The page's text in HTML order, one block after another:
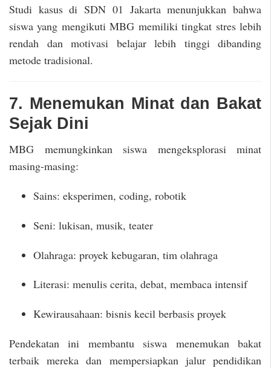
Studi kasus di SDN 01 Jakarta menunjukkan bahwa
siswa yang mengikuti MBG memiliki tingkat stres lebih
rendah dan motivasi belajar lebih tinggi dibanding
metode tradisional.
7. Menemukan Minat dan Bakat
Sejak Dini
MBG memungkinkan siswa mengeksplorasi minat
masing-masing:
Sains: eksperimen, coding, robotik
Seni: lukisan, musik, teater
Olahraga: proyek kebugaran, tim olahraga
Literasi: menulis cerita, debat, membaca intensif
Kewirausahaan: bisnis kecil berbasis proyek
Pendekatan ini membantu siswa menemukan bakat
terbaik mereka dan mempersiapkan jalur pendidikan